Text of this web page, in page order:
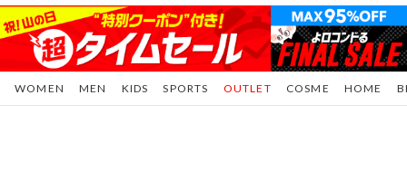
WOMEN MEN KIDS SPORTS COSME HOME
OUTLET